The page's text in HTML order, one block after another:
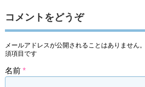
コメントをどうぞ
メールアドレスが公開されることはありません。
須項目です
名前 *